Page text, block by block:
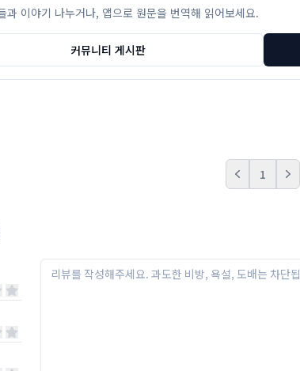
과 이야기 나누거나, 앱으로 원문을 번역해 읽어보세요.
커뮤니티 게시판
Prev 1 Next